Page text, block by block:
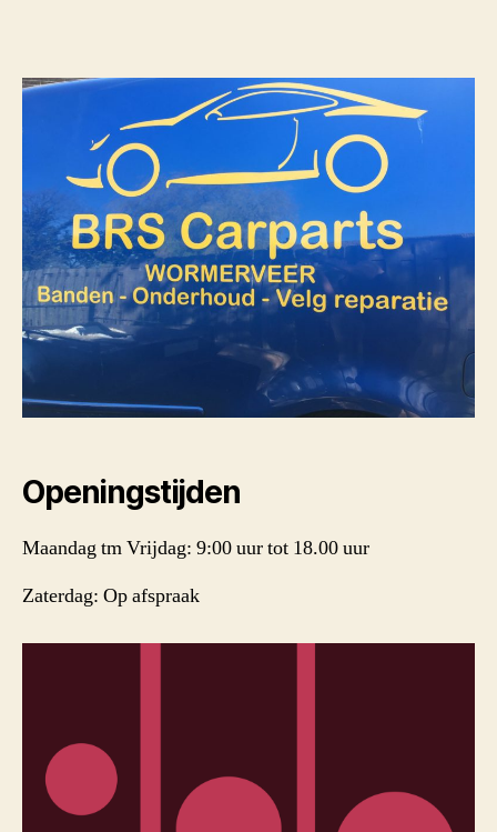
Openingstijden
Maandag tm Vrijdag: 9:00 uur tot 18.00 uur
Zaterdag: Op afspraak